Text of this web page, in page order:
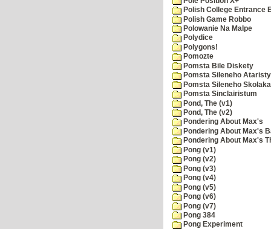
Polish College Entrance
Polish Game Robbo
Polowanie Na Malpe
Polydice
Polygons!
Pomozte
Pomsta Bile Diskety
Pomsta Sileneho Ataristy
Pomsta Sileneho Skolaka
Pomsta Sinclairistum
Pond, The (v1)
Pond, The (v2)
Pondering About Max's
Pondering About Max's
Pondering About Max's
Pong (v1)
Pong (v2)
Pong (v3)
Pong (v4)
Pong (v5)
Pong (v6)
Pong (v7)
Pong 384
Pong Experiment